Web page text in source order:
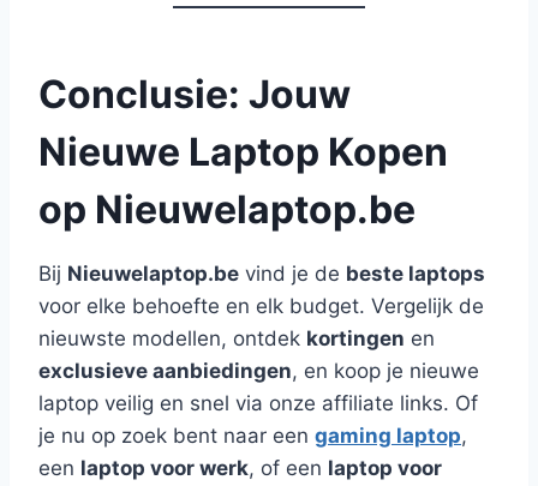
Conclusie: Jouw
Nieuwe Laptop Kopen
op Nieuwelaptop.be
Bij Nieuwelaptop.be vind je de beste laptops
voor elke behoefte en elk budget. Vergelijk de
nieuwste modellen, ontdek kortingen en
exclusieve aanbiedingen, en koop je nieuwe
laptop veilig en snel via onze affiliate links. Of
je nu op zoek bent naar een gaming laptop,
een laptop voor werk, of een laptop voor